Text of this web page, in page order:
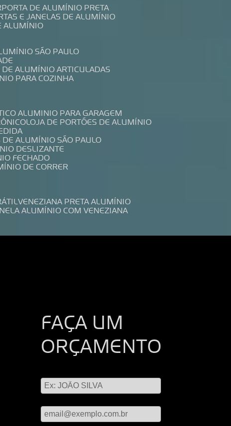
PORTA DE ALUMÍNIO PRETA
E JANELAS DE ALUMÍNIO
ALUMÍNIO
SÃO PAULO
DE ALUMÍNIO ARTICULADAS
PARA COZINHA
ALUMINIO PARA GARAGEM
LOJA DE PORTÕES DE ALUMÍNIO
DE ALUMÍNIO SÃO PAULO
DESLIZANTE
FECHADO
DE CORRER
VENEZIANA PRETA ALUMÍNIO
ALUMÍNIO COM VENEZIANA
FAÇA UM
ORÇAMENTO